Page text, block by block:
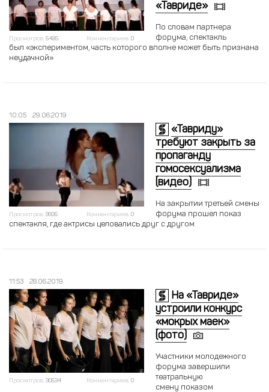
Просмотров: 5485 Комментариев: 0
«Тавриде»
По словам партнера
форума, спектакль
был «экспериментом, часть которого вполне может быть признана
неудачной»
10:05 29.06.2019
Просмотров: 9935 Комментариев: 0
«Тавриду»
требуют закрыть за
пропаганду
гомосексуализма
(видео)
На закрытии третьей смены
форума прошел показ
спектакля, где актрисы целовались друг с другом
11:53 28.06.2019
Просмотров: 30534 Комментариев: 0
На «Тавриде»
устроили конкурс
«мокрых маек»
(фото)
Участники молодежного
форума завершили
театральную
смену показом